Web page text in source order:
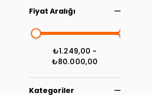
Fiyat Aralığı
₺1.249,00 -
₺80.000,00
Kategoriler